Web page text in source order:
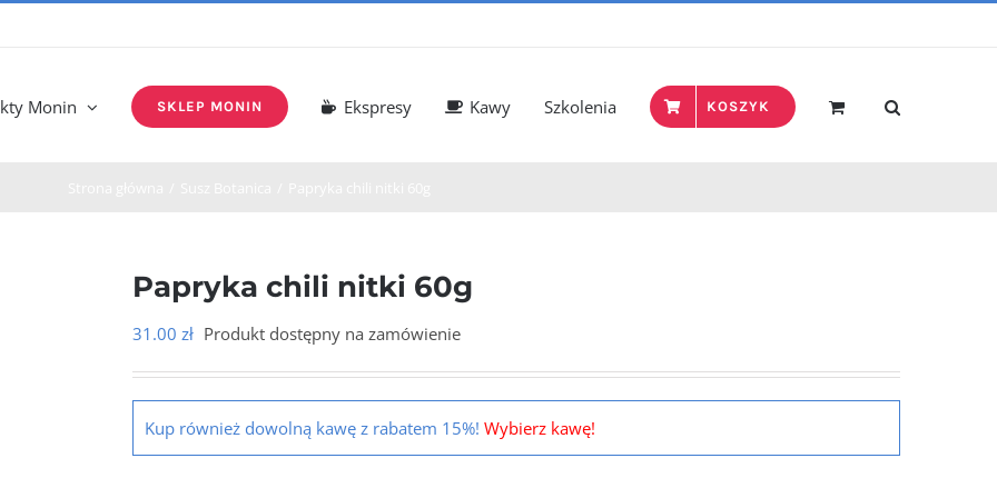
Monin SKLEP MONIN Ekspresy Kawy Szkolenia KOSZYK
Papryka chili nitki 60g
31.00 zł Produkt dostępny na zamówienie
Kup również dowolną kawę z rabatem 15%! Wybierz kawę!